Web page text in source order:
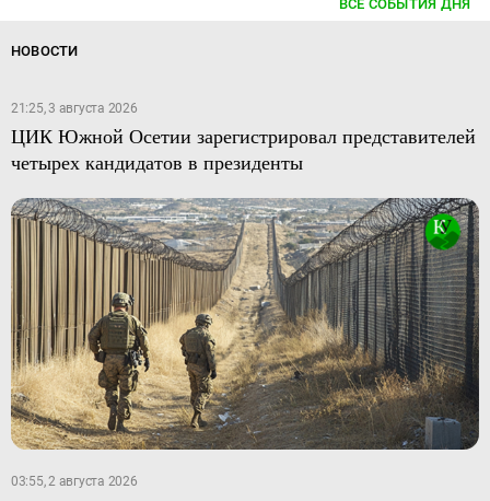
ВСЕ СОБЫТИЯ ДНЯ
НОВОСТИ
21:25, 3 августа 2026
ЦИК Южной Осетии зарегистрировал представителей
четырех кандидатов в президенты
03:55, 2 августа 2026